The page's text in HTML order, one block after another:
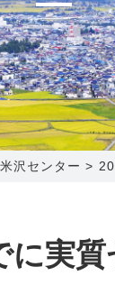
75
〒960-
福島県
1
米沢センター >
に実質